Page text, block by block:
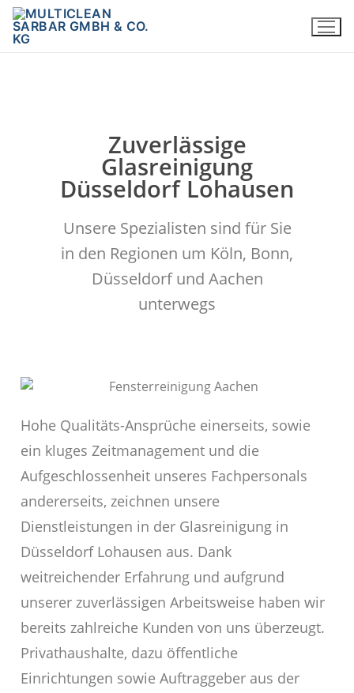
Zuverlässige
Glasreinigung
Düsseldorf Lohausen
Unsere Spezialisten sind für Sie
in den Regionen um Köln, Bonn,
Düsseldorf und Aachen
unterwegs
Hohe Qualitäts-Ansprüche einerseits, sowie
ein kluges Zeitmanagement und die
Aufgeschlossenheit unseres Fachpersonals
andererseits, zeichnen unsere
Dienstleistungen in der Glasreinigung in
Düsseldorf Lohausen aus. Dank
weitreichender Erfahrung und aufgrund
unserer zuverlässigen Arbeitsweise haben wir
bereits zahlreiche Kunden von uns überzeugt.
Privathaushalte, dazu öffentliche
Einrichtungen sowie Auftraggeber aus der